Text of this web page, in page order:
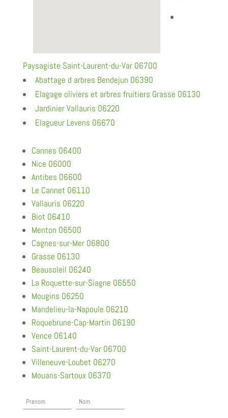
Paysagiste Saint-Laurent-du-Var 06700
Abattage d arbres Bendejun 06390
Elagage oliviers et arbres fruitiers Grasse 06130
Jardinier Vallauris 06220
Elagueur Levens 06670
Cannes 06400
Nice 06000
Antibes 06600
Le Cannet 06110
Vallauris 06220
Biot 06410
Menton 06500
Cagnes-sur-Mer 06800
Grasse 06130
Beausoleil 06240
La Roquette-sur-Siagne 06550
Mougins 06250
Mandelieu-la-Napoule 06210
Roquebrune-Cap-Martin 06190
Vence 06140
Saint-Laurent-du-Var 06700
Villeneuve-Loubet 06270
Mouans-Sartoux 06370